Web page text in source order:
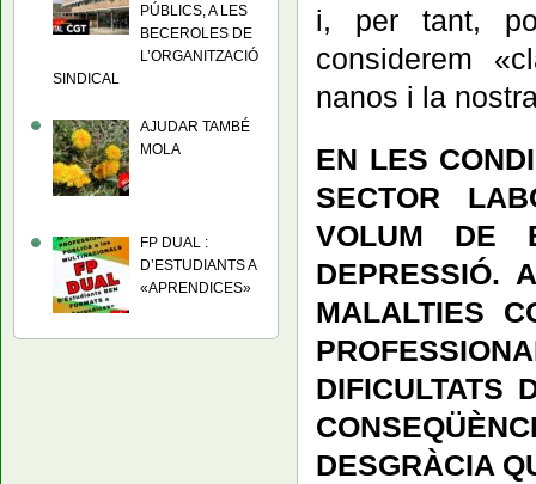
i, per tant,
considerem
nanos i la
EN LES
SECTOR
VOLUM DE
DEPRESSIÓ.
MALALTIES
DIFICULTATS
DESGRÀCIA
PÚBLICS, A LES
BECEROLES DE
L’ORGANITZACIÓ
SINDICAL
AJUDAR TAMBÉ
MOLA
FP DUAL :
D’ESTUDIANTS A
«APRENDICES»